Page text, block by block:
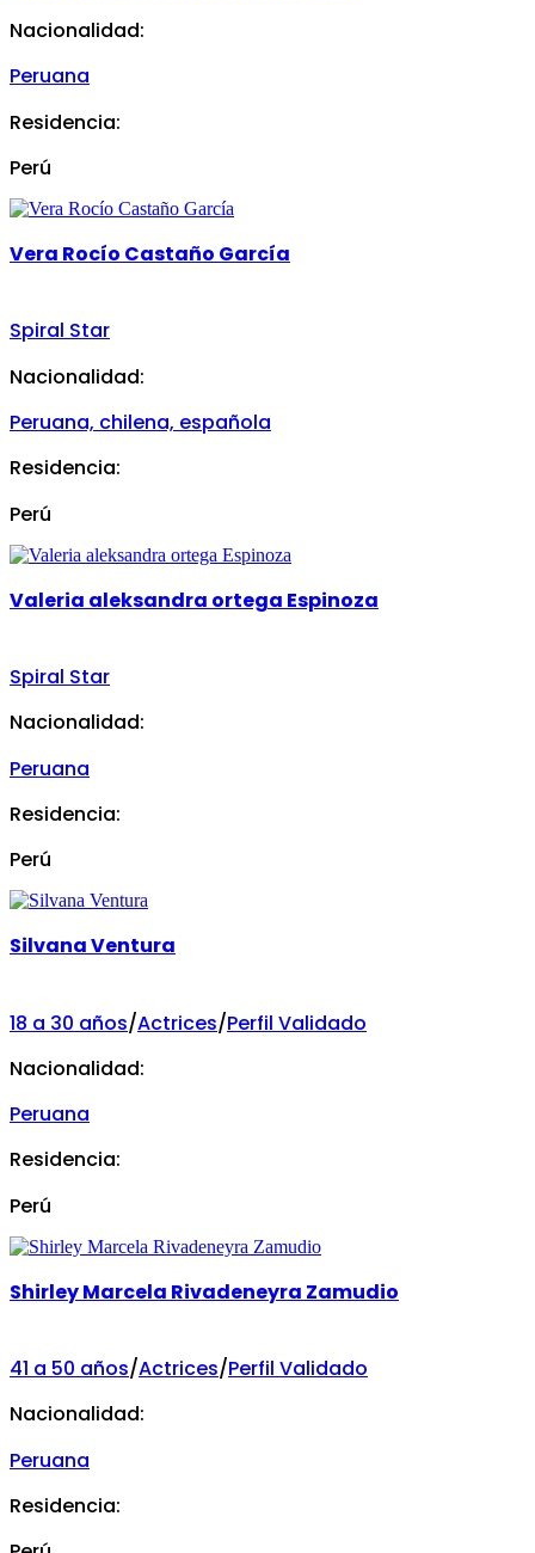
Nacionalidad:
Peruana
Residencia:
Perú
Vera Rocío Castaño García
Spiral Star
Nacionalidad:
Peruana, chilena, española
Residencia:
Perú
Valeria aleksandra ortega Espinoza
Spiral Star
Nacionalidad:
Peruana
Residencia:
Perú
Silvana Ventura
18 a 30 años/Actrices/Perfil Validado
Nacionalidad:
Peruana
Residencia:
Perú
Shirley Marcela Rivadeneyra Zamudio
41 a 50 años/Actrices/Perfil Validado
Nacionalidad:
Peruana
Residencia: